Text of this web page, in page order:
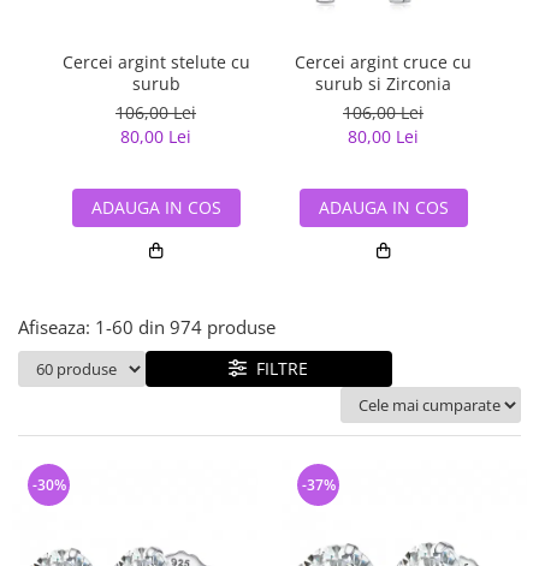
Bijuterii argint placat cu aur
Bijuterii gotice si rock
Bijuterii Handmade
Bijuterii fantezie
Bijuterii tungsten
Solutii si lavete de curatare
bijuterii argint
Cercei argint stelute cu
surub
106,00 Lei
80,00 Lei
ADAUGA IN COS
Cercei argint cruce cu
surub si Zirconia
106,00 Lei
80,00 Lei
ADAUGA IN COS
Afiseaza: 1-60 din 974 produse
FILTRE
-30% -37%